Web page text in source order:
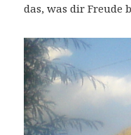
das, was dir Freude